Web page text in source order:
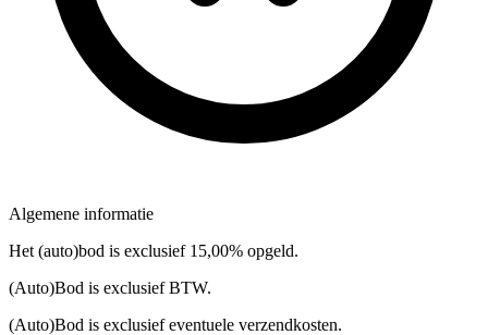
Algemene informatie
Het (auto)bod is exclusief 15,00% opgeld.
(Auto)Bod is exclusief BTW.
(Auto)Bod is exclusief eventuele verzendkosten.